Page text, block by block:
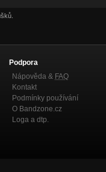
Podpora
Nápověda & FAQ
Kontakt
Podmínky používání
O Bandzone.cz
Loga a dtp.